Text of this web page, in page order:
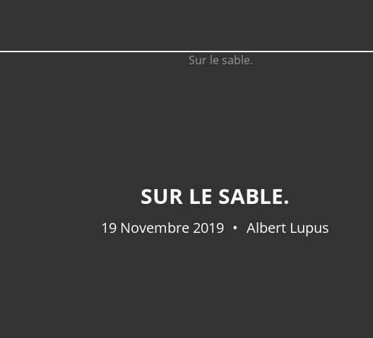
SUR LE SABLE.
19 Novembre 2019 Albert Lupus